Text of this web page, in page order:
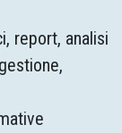
report, analisi